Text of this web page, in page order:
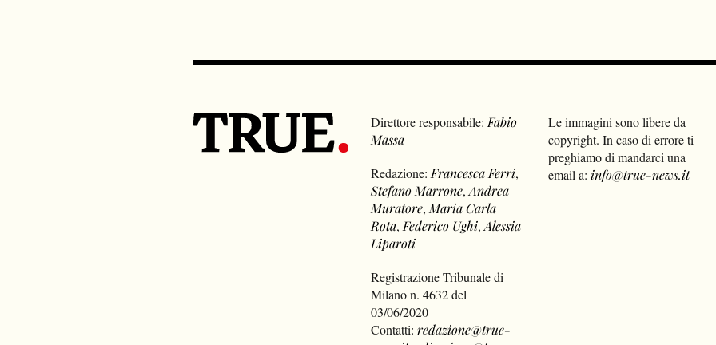
Direttore responsabile: Fabio
Massa
Redazione: Francesca Ferri,
Stefano Marrone,Andrea
Muratore, Maria Carla
Rota, Federico Ughi,Alessia
Liparoti
Registrazione Tribunale di
Milano n. 4632 del
03/06/2020
Contatti:redazione@true-
Le immagini sono libere da
copyright. In caso di errore ti
preghiamo di mandarci una
email a: info@true-news.it